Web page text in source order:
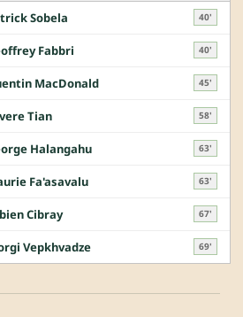
Sobela 40'
Fabbri 40'
MacDonald 45'
Tian 58'
Halangahu 63'
Fa'asavalu 63'
Cibray 67'
Vepkhvadze 69'